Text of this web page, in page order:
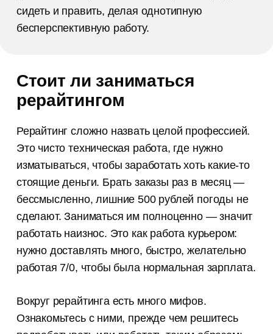
сидеть и править, делая однотипную
бесперспективную работу.
Стоит ли заниматься
рерайтингом
Рерайтинг сложно назвать целой профессией.
Это чисто техническая работа, где нужно
изматываться, чтобы заработать хоть какие-то
стоящие деньги. Брать заказы раз в месяц —
бессмысленно, лишние 500 рублей погоды не
сделают. Заниматься им полноценно — значит
работать наизнос. Это как работа курьером:
нужно доставлять много, быстро, желательно
работая 7/0, чтобы была нормальная зарплата.
Вокруг рерайтинга есть много мифов.
Ознакомьтесь с ними, прежде чем решитесь